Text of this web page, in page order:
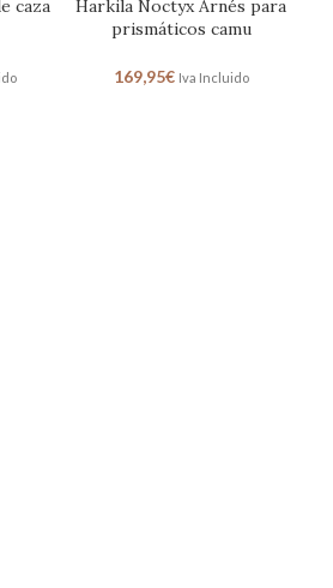
caza
Harkila Noctyx Arnés para
prismáticos camu
169,95€ Iva Incluido